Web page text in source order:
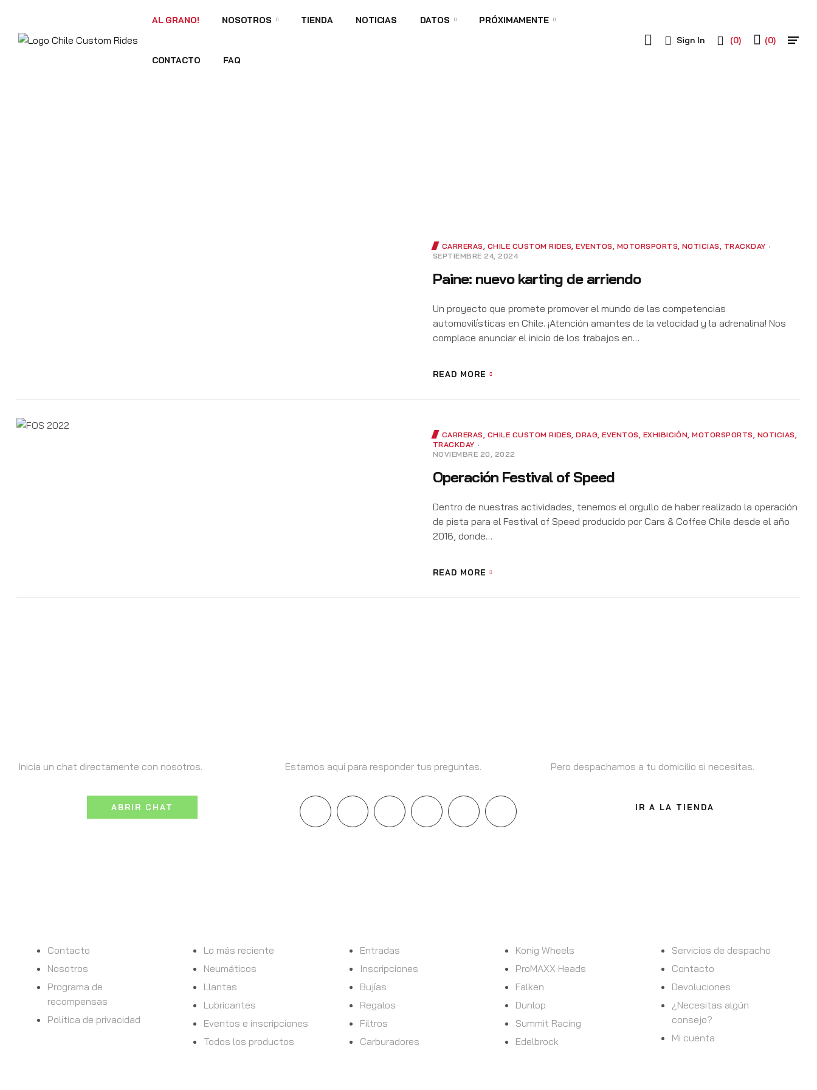
AL GRANO! NOSOTROS TIENDA NOTICIAS DATOS PRÓXIMAMENTE
CONTACTO FAQ
Sign In (0) (0)
CARRERAS, CHILE CUSTOM RIDES,EVENTOS, MOTORSPORTS,NOTICIAS, TRACKDAY
SEPTIEMBRE 24, 2024
Paine: nuevo karting de arriendo
Un proyecto que promete promover el mundo de las competencias
automovilísticas en Chile. ¡Atención amantes de la velocidad y la adrenalina! Nos
complace anunciar el inicio de los trabajos en…
READ MORE
CARRERAS, CHILE CUSTOM RIDES,DRAG,EVENTOS, EXHIBICIÓN,MOTORSPORTS, NOTICIAS,
TRACKDAY
NOVIEMBRE 20, 2022
Operación Festival of Speed
Dentro de nuestras actividades, tenemos el orgullo de haber realizado la operación
de pista para el Festival of Speed producido por Cars & Coffee Chile desde el año
2016, donde…
READ MORE
Inicia un chat directamente con nosotros.
ABRIR CHAT
Estamos aquí para responder tus preguntas. Pero despachamos a tu domicilio si necesitas.
IR A LA TIENDA
Contacto
Nosotros
Programa de
recompensas
Política de privacidad
Lo más reciente
Neumáticos
Llantas
Lubricantes
Eventos e inscripciones
Todos los productos
Entradas
Inscripciones
Bujías
Regalos
Filtros
Carburadores
Konig Wheels
ProMAXX Heads
Falken
Dunlop
Summit Racing
Edelbrock
Servicios de despacho
Contacto
Devoluciones
¿Necesitas algún
consejo?
Mi cuenta